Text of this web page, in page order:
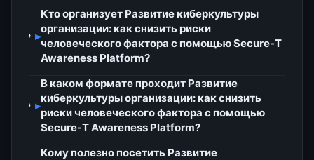
▸
Кто организует Развитие киберкультуры
организации: как снизить риски
человеческого фактора с помощью Secure-T
Awareness Platform?
▸
В каком формате проходит Развитие
киберкультуры организации: как снизить
риски человеческого фактора с помощью
Secure-T Awareness Platform?
Кому полезно посетить Развитие